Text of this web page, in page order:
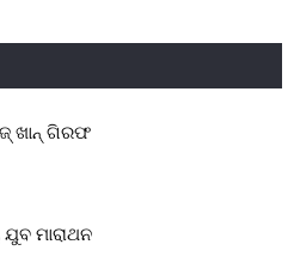
ଖାନ୍ ଗିରଫ
ମାରାଥନ